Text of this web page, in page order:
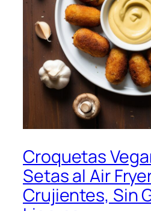
Croquetas
Setas al Air
Crujientes, Sin